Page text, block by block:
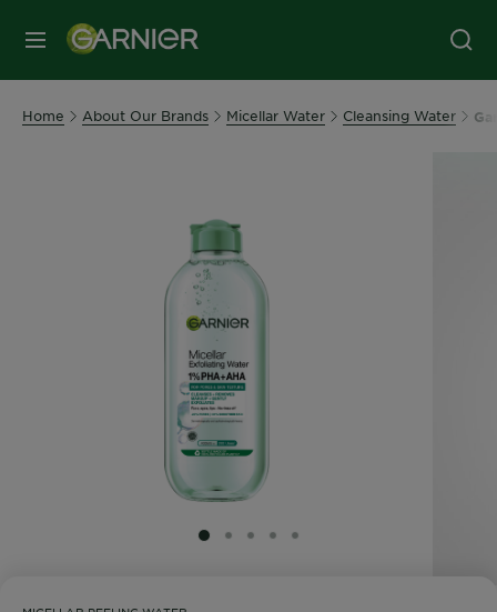
MENU
Home About Our Brands Micellar Water Cleansing Water
SLIDE 1
SLIDE 2
SLIDE 3
SLIDE 4
SLIDE 5